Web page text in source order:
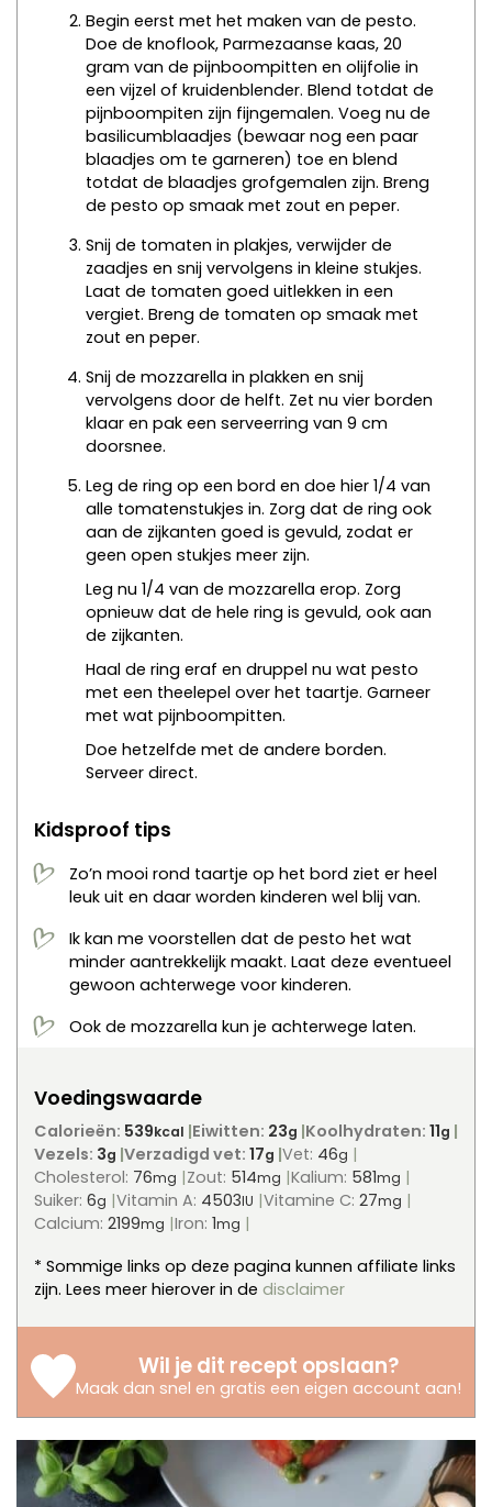
Begin eerst met het maken van de pesto.
Doe de knoflook, Parmezaanse kaas, 20
gram van de pijnboompitten en olijfolie in
een vijzel of kruidenblender. Blend totdat de
pijnboompiten zijn fijngemalen. Voeg nu de
basilicumblaadjes (bewaar nog een paar
blaadjes om te garneren) toe en blend
totdat de blaadjes grofgemalen zijn. Breng
de pesto op smaak met zout en peper.
Snij de tomaten in plakjes, verwijder de
zaadjes en snij vervolgens in kleine stukjes.
Laat de tomaten goed uitlekken in een
vergiet. Breng de tomaten op smaak met
zout en peper.
Snij de mozzarella in plakken en snij
vervolgens door de helft. Zet nu vier borden
klaar en pak een serveerring van 9 cm
doorsnee.
Leg de ring op een bord en doe hier 1/4 van
alle tomatenstukjes in. Zorg dat de ring ook
aan de zijkanten goed is gevuld, zodat er
geen open stukjes meer zijn.
Leg nu 1/4 van de mozzarella erop. Zorg
opnieuw dat de hele ring is gevuld, ook aan
de zijkanten.
Haal de ring eraf en druppel nu wat pesto
met een theelepel over het taartje. Garneer
met wat pijnboompitten.
Doe hetzelfde met de andere borden.
Serveer direct.
Kidsproof tips
Zo’n mooi rond taartje op het bord ziet er heel
leuk uit en daar worden kinderen wel blij van.
Ik kan me voorstellen dat de pesto het wat
minder aantrekkelijk maakt. Laat deze eventueel
gewoon achterwege voor kinderen.
Ook de mozzarella kun je achterwege laten.
Voedingswaarde
Calorieën: 539kcal Koolhydraten: 11g
Eiwitten: 23g
Vet: 46g
Verzadigd vet: 17g
Cholesterol: 76mg Zout: 514mg Kalium: 581mg
Vezels: 3g
Suiker: 6g Vitamin A: 4503IU Vitamine C: 27mg
Calcium: 2199mg Iron: 1mg
* Sommige links op deze pagina kunnen affiliate links
zijn. Lees meer hierover in de
disclaimer
Wil je dit recept opslaan?
Maak dan snel en gratis een eigen account aan!